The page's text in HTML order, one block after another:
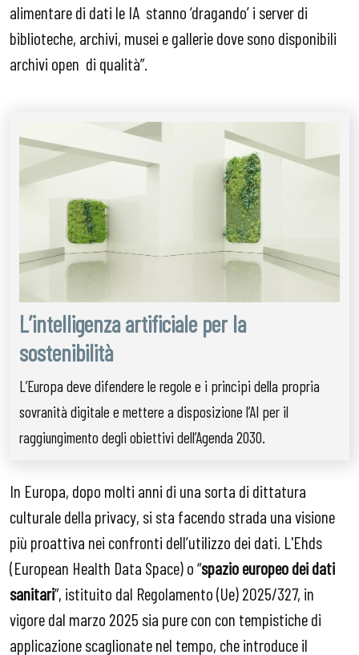
alimentare di dati le IA stanno ‘dragando’ i server di
biblioteche, archivi, musei e gallerie dove sono disponibili
archivi open di qualità”.
L’intelligenza artificiale per la
sostenibilità
L’Europa deve difendere le regole e i principi della propria
sovranità digitale e mettere a disposizione l’AI per il
raggiungimento degli obiettivi dell’Agenda 2030.
In Europa, dopo molti anni di una sorta di dittatura
culturale della privacy, si sta facendo strada una visione
più proattiva nei confronti dell’utilizzo dei dati. L'Ehds
(European Health Data Space) o “spazio europeo dei dati
sanitari”, istituito dal Regolamento (Ue) 2025/327, in
vigore dal marzo 2025 sia pure con con tempistiche di
applicazione scaglionate nel tempo, che introduce il